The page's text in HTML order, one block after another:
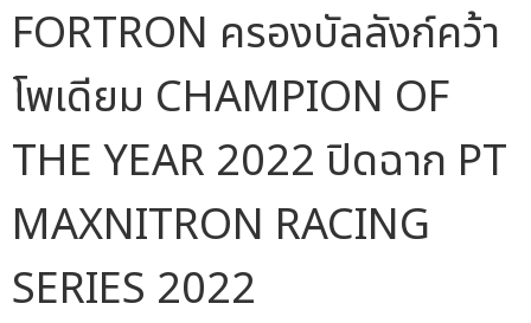
FORTRON ครองบัลลังก์คว้า
โพเดียม CHAMPION OF
THE YEAR 2022 ปิดฉาก PT
MAXNITRON RACING
SERIES 2022